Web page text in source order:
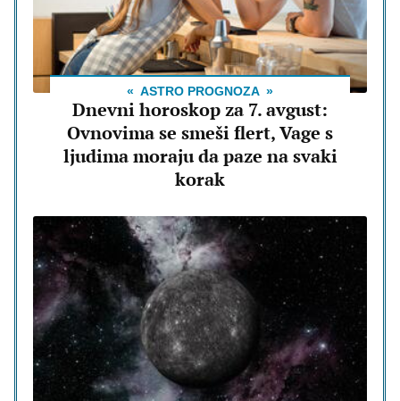
ASTRO PROGNOZA
Dnevni horoskop za 7. avgust:
Ovnovima se smeši flert, Vage s
ljudima moraju da paze na svaki
korak